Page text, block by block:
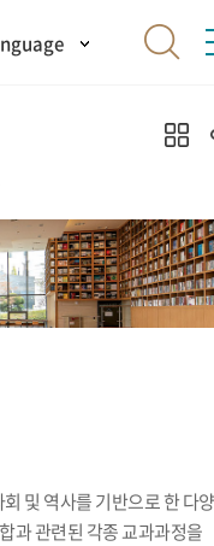
및 역사를 기반으로 한 다
과 관련된 각종 교과과정을